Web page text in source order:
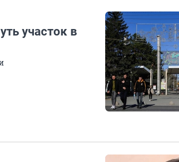
участок в